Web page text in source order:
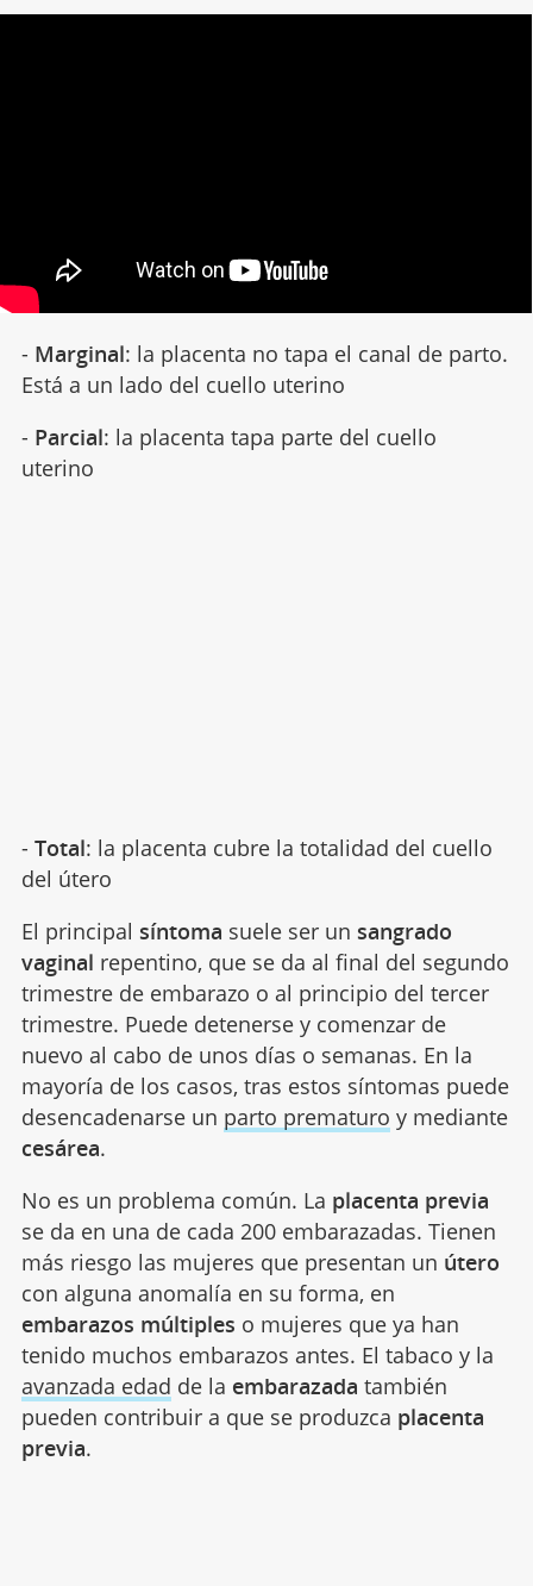
- Marginal: la placenta no tapa el canal de parto.
Está a un lado del cuello uterino
- Parcial: la placenta tapa parte del cuello
uterino
- Total: la placenta cubre la totalidad del cuello
del útero
El principal síntoma suele ser un sangrado
vaginal repentino, que se da al final del segundo
trimestre de embarazo o al principio del tercer
trimestre. Puede detenerse y comenzar de
nuevo al cabo de unos días o semanas. En la
mayoría de los casos, tras estos síntomas puede
desencadenarse un parto prematuro y mediante
cesárea.
No es un problema común. La placenta previa
se da en una de cada 200 embarazadas. Tienen
más riesgo las mujeres que presentan un útero
con alguna anomalía en su forma, en
embarazos múltiples o mujeres que ya han
tenido muchos embarazos antes. El tabaco y la
avanzada edad de la embarazada también
pueden contribuir a que se produzca placenta
previa.